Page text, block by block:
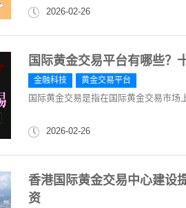
2026-02-26
国际黄金交易平台有哪些？
金融科技 黄金交易平台
国际黄金交易是指在国际黄金交易市场
2026-02-26
香港国际黄金交易中心建设
资